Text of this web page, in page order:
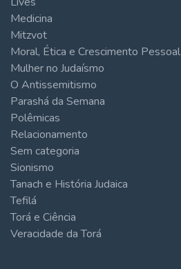
Medicina
Mitzvot
Moral, Ética e Crescimento Pessoal
Mulher no Judaísmo
O Antissemitismo
Parashá da Semana
Polêmicas
Relacionamento
Sem categoria
Sionismo
Tanach e História Judaica
Tefilá
Torá e Ciência
Veracidade da Torá